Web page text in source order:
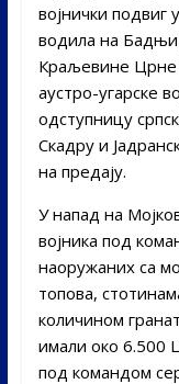
војнички подвиг
водила на Бадњи
Краљевине Црне
аустро-угарске
одступницу
Скадру и
на предају.
У напад на
војника под
наоружаних са
топова,
количином
имали око 6.500
под командом